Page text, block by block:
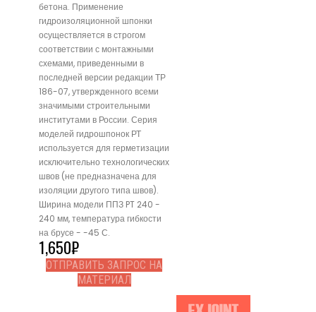
бетона. Применение
гидроизоляционной шпонки
осуществляется в строгом
соответствии с монтажными
схемами, приведенными в
последней версии редакции ТР
186-07, утвержденного всеми
значимыми строительными
институтами в России. Серия
моделей гидрошпонок РТ
используется для герметизации
исключительно технологических
швов (не предназначена для
изоляции другого типа швов).
Ширина модели ППЗ PT 240 -
240 мм, температура гибкости
на брусе - -45 С.
1,650₽
ОТПРАВИТЬ ЗАПРОС НА
МАТЕРИАЛ